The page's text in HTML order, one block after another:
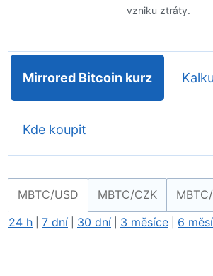
vzniku ztráty.
Mirrored Bitcoin kurz
Kde koupit
MBTC/USD MBTC/CZK
24 h
7 dní 30 dní 3 měsíce 6